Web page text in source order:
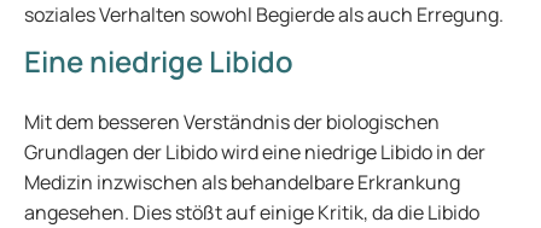
soziales Verhalten sowohl Begierde als auch Erregung.
Eine niedrige Libido
Mit dem besseren Verständnis der biologischen
Grundlagen der Libido wird eine niedrige Libido in der
Medizin inzwischen als behandelbare Erkrankung
angesehen. Dies stößt auf einige Kritik, da die Libido